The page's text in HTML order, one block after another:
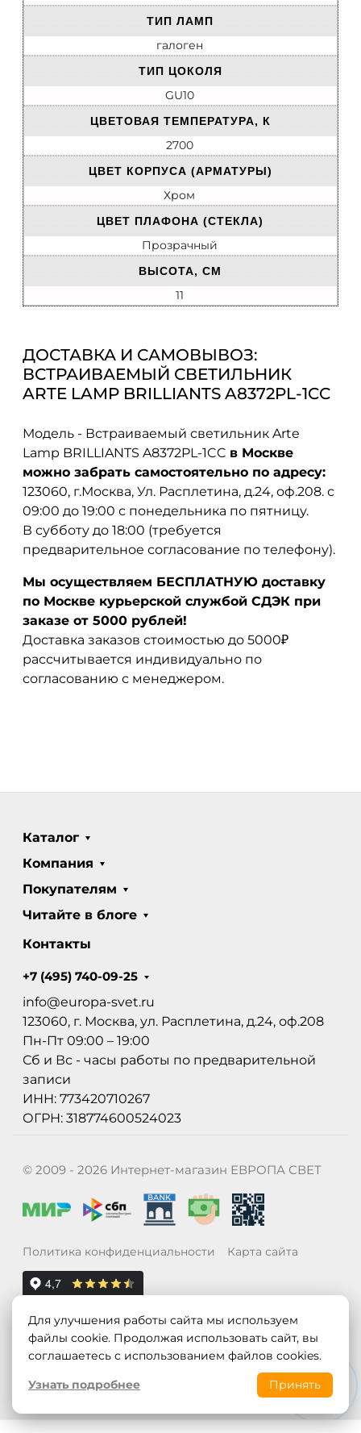
ТИП ЛАМП
галоген
ТИП ЦОКОЛЯ
GU10
ЦВЕТОВАЯ ТЕМПЕРАТУРА, К
2700
ЦВЕТ КОРПУСА (АРМАТУРЫ)
Хром
ЦВЕТ ПЛАФОНА (СТЕКЛА)
Прозрачный
ВЫСОТА, СМ
11
ДОСТАВКА И САМОВЫВОЗ:
ВСТРАИВАЕМЫЙ СВЕТИЛЬНИК
ARTE LAMP BRILLIANTS A8372PL-1CC
Модель - Встраиваемый светильник Arte
Lamp BRILLIANTS A8372PL-1CC в Москве
можно забрать самостоятельно по адресу:
123060, г.Москва, Ул. Расплетина, д.24, оф.208. с
09:00 до 19:00 с понедельника по пятницу.
В субботу до 18:00 (требуется
предварительное согласование по телефону).
Мы осуществляем БЕСПЛАТНУЮ доставку
по Москве курьерской службой СДЭК при
заказе от 5000 рублей!
Доставка заказов стоимостью до 5000₽
рассчитывается индивидуально по
согласованию с менеджером.
Каталог
Компания
Покупателям
Читайте в блоге
Контакты
+7 (495) 740-09-25
info@europa-svet.ru
123060, г. Москва, ул. Расплетина, д.24, оф.208
Пн-Пт 09:00 – 19:00
Сб и Вс - часы работы по предварительной
записи
ИНН: 773420710267
ОГРН: 318774600524023
© 2009 - 2026 Интернет-магазин ЕВРОПА СВЕТ
Политика конфиденциальности Карта сайта
Для улучшения работы сайта мы используем
файлы cookie. Продолжая использовать сайт, вы
соглашаетесь с использованием файлов cookies.
Узнать подробнее
Принять